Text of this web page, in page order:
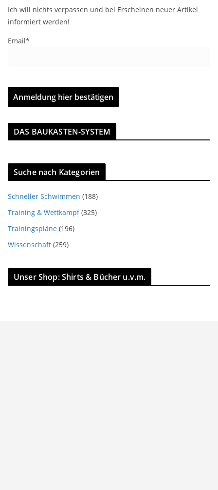
Ich will nichts verpassen und bei Erscheinen neuer Artikel
informiert werden!
Email*
DAS BAUKASTEN-SYSTEM
Suche nach Kategorien
Schneller Schwimmen (188)
Training & Wettkampf(325)
Trainingspläne (196)
Wissenschaft (259)
Unser Shop: Shirts & Bücher u.v.m.